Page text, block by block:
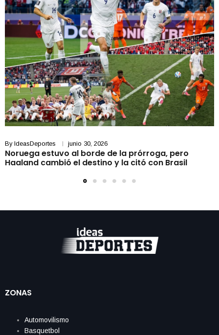
By IdeasDeportes junio 30, 2026
Noruega estuvo al borde de la prórroga, pero
Haaland cambió el destino y la citó con Brasil
ZONAS
Automovilismo
Basquetbol